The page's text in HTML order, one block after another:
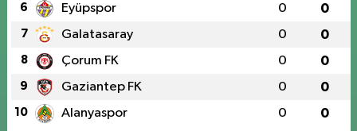
6 Eyüpspor 0 0
7 Galatasaray 0 0
8 Çorum FK 0 0
9 Gaziantep FK 0 0
10 Alanyaspor 0 0